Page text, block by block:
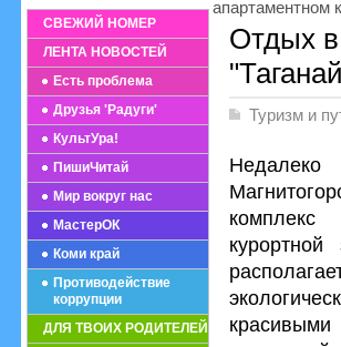
СВЕЖИЙ НОМЕР
ЛЕНТА НОВОСТЕЙ
Есть проблема
Друзья 'Радуги'
КультУра!
ПишиЧитай
Мир вокруг нас
МастерОК
Коми край
Противодействие
коррупции
ДЛЯ ТВОИХ РОДИТЕЛЕЙ
апартаментном
Отдых
Туризм и
комплекс